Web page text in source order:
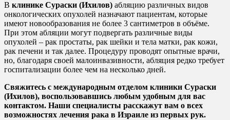
В клинике Сураски (Ихилов) абляцию различных видов
онкологических опухолей назначают пациентам, которые
имеют новообразования не более 3 сантиметров в объёме.
При этом абляции могут подвергать различные виды
опухолей – рак простаты, рак шейки и тела матки, рак кожи,
рак печени и так далее. Процедуру проводят опытные врачи,
но, благодаря своей малоинвазивности, абляция редко требует
госпитализации более чем на несколько дней.
Свяжитесь с международным отделом клиники Сураски
(Ихилов), воспользовавшись любым удобным для вас
контактом. Наши специалисты расскажут вам о всех
возможностях лечения рака в Израиле из первых рук.